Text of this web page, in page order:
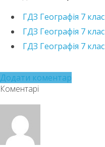
ГДЗ Географія 7
ГДЗ Географія 7
ГДЗ Географія 7
Додати коментар
Коментарі